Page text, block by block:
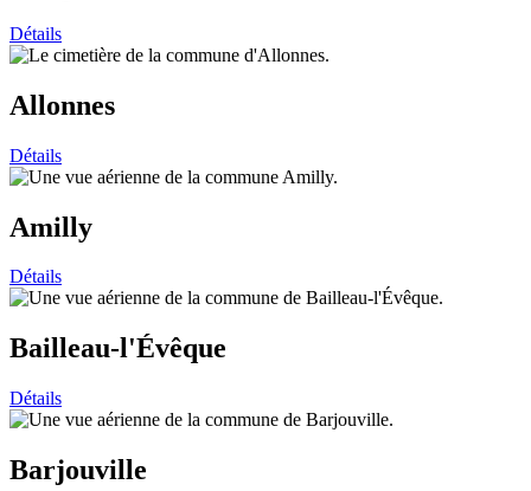
Détails
Allonnes
Détails
Amilly
Détails
Bailleau-l'Évêque
Détails
Barjouville